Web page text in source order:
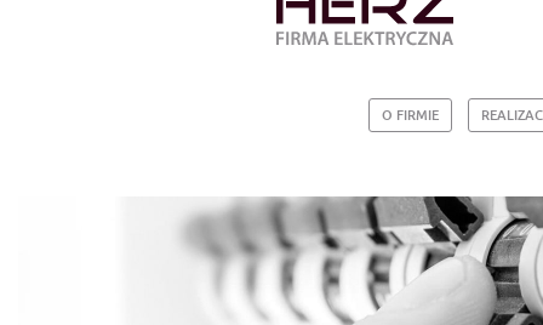
O FIRMIE